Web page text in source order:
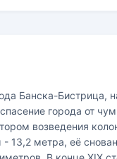
Банска-
города от
возведения
метра, её